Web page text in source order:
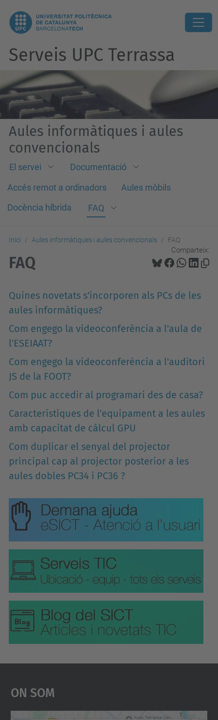
Serveis UPC Terrassa
Aules informàtiques i aules
convencionals
El servei
Documentació
Accés remot a ordinadors
Aules mòbils
Docència híbrida
FAQ
Inici Aules informàtiques i aules convencionals FAQ
Comparteix:
FAQ
Quines novetats s'incorporen als PCs de les
aules informàtiques?
Com engego la videoconferència a l'aula de
l'ESEIAAT?
Com engego la videoconferència a l'auditori
JS de la FOOT?
Com puc accedir al programari des de casa?
Característiques de l'equipament a les aules
amb capacitat de càlcul GPU
Com duplicar el senyal del projector
principal cap al projector posterior a les
aules dobles PC34 i PC36 ?
On Som